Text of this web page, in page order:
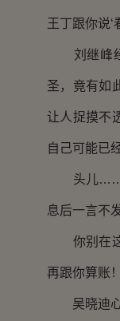
王丁跟你说‘
刘继峰经
圣，竟有如
让人捉摸不
自己可能已
头儿……头
息后一言不
你别在这
再跟你算账！
吴晓迪心